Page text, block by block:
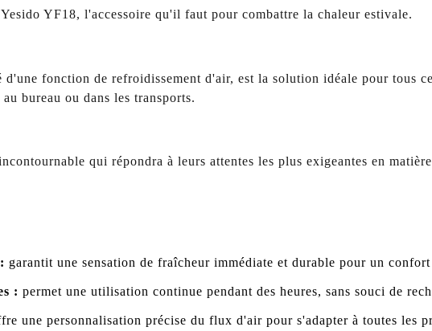
YF18, l'accessoire qu'il faut pour combattre la chaleur estivale.
fonction de refroidissement d'air, est la solution idéale pour tous
bureau ou dans les transports.
qui répondra à leurs attentes les plus exigeantes en
garantit une sensation de fraîcheur immédiate et durable pour un
: permet une utilisation continue pendant des heures, sans souci de
une personnalisation précise du flux d'air pour s'adapter à toutes les